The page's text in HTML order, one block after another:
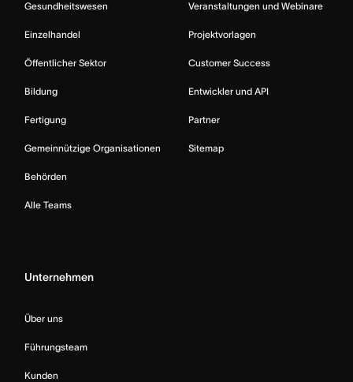
Gesundheitswesen
Einzelhandel
Öffentlicher Sektor
Bildung
Fertigung
Gemeinnützige Organisationen
Behörden
Alle Teams
Veranstaltungen und Webinare
Projektvorlagen
Customer Success
Entwickler und API
Partner
Sitemap
Unternehmen
Über uns
Führungsteam
Kunden